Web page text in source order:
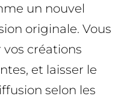
un nouvel
originale. Vous
créations
et laisser le
selon les